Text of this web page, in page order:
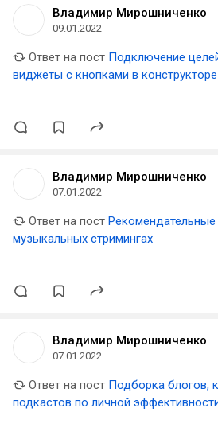
Владимир Мирошниченко
09.01.2022
Ответ на пост Подключение
виджеты с кнопками в
Владимир Мирошниченко
07.01.2022
Ответ на пост
музыкальных стримингах
Владимир Мирошниченко
07.01.2022
Ответ на пост Подборка блогов,
подкастов по личной